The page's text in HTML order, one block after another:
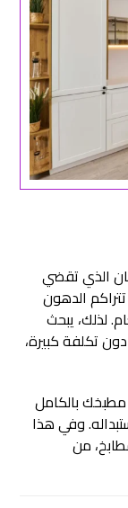
الذي تقضي
الدهون
لذلك، يبحث
تكلفة كبيرة،
مطبخك بالكامل
وفي هذا
من